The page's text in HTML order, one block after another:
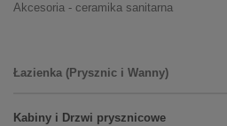
Akcesoria - ceramika sanitarna
Łazienka (Prysznic i Wanny)
Kabiny i Drzwi prysznicowe